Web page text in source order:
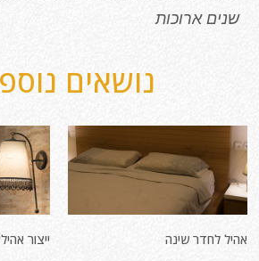
שנים ארוכות
נושאים
אהיל לחדר שינה ייצור